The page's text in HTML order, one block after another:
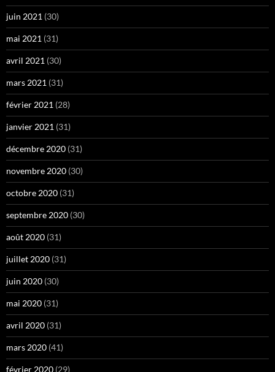
juin 2021 (30)
mai 2021 (31)
avril 2021 (30)
mars 2021 (31)
février 2021 (28)
janvier 2021 (31)
décembre 2020 (31)
novembre 2020 (30)
octobre 2020 (31)
septembre 2020 (30)
août 2020 (31)
juillet 2020 (31)
juin 2020 (30)
mai 2020 (31)
avril 2020 (31)
mars 2020 (41)
février 2020 (29)